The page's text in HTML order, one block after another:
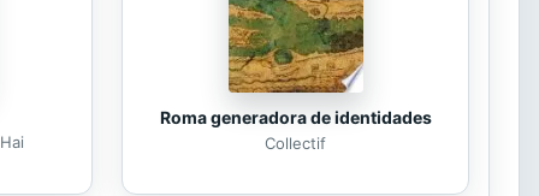
Roma generadora de identidades
Collectif